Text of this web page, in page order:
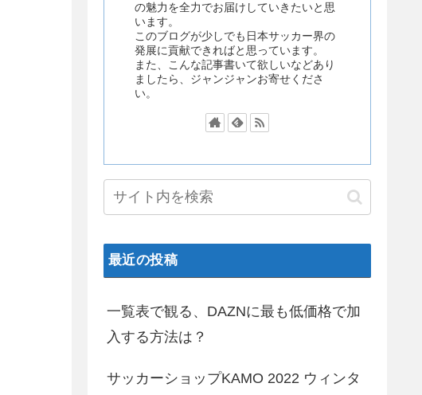
の魅力を全力でお届けしていきたいと思
います。
このブログが少しでも日本サッカー界の
発展に貢献できればと思っています。
また、こんな記事書いて欲しいなどあり
ましたら、ジャンジャンお寄せくださ
い。
最近の投稿
一覧表で観る、DAZNに最も低価格で加
入する方法は？
サッカーショップKAMO 2022 ウィンタ